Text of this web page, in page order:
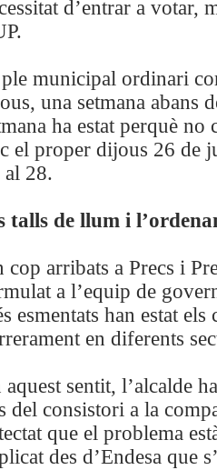
d’entrar a votar,
municipal ordinari
una setmana abans
ha estat perquè
el proper dijous 26 de
al 28.
talls de llum i
cop arribats a Precs i
a l’equip de
esmentats han estat
en diferents
aquest sentit, l’alcalde
del consistori a la
que el problema
des d’Endesa que